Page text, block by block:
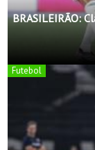
BRASILEIRÃO:
Futebol